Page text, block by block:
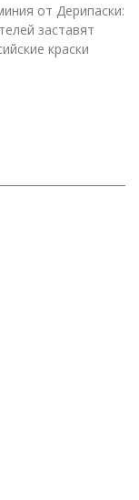
от Дерипаски:
заставят
краски